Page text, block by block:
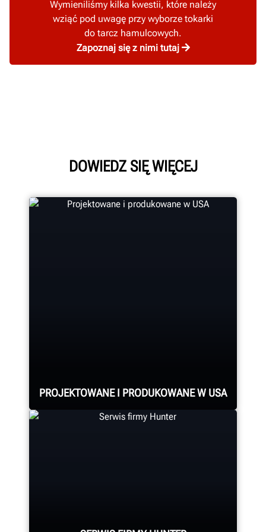
Wymieniliśmy kilka kwestii, które należy
wziąć pod uwagę przy wyborze tokarki
do tarcz hamulcowych.
Zapoznaj się z nimi tutaj
DOWIEDZ SIĘ WIĘCEJ
PROJEKTOWANE I PRODUKOWANE W USA